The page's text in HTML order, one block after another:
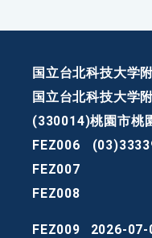
国立台北科技大学
国立台北科技大学
(330014)桃園市桃
FEZ006
FEZ007
FEZ008
FEZ009 2026-07-